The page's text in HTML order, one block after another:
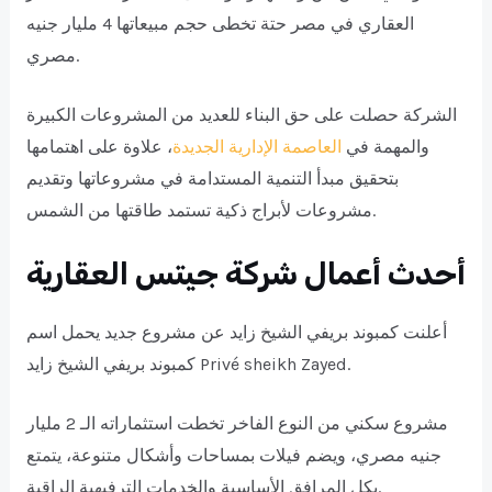
العقاري في مصر حتة تخطى حجم مبيعاتها 4 مليار جنيه
مصري.
الشركة حصلت على حق البناء للعديد من المشروعات الكبيرة
والمهمة في العاصمة الإدارية الجديدة، علاوة على اهتمامها
بتحقيق مبدأ التنمية المستدامة في مشروعاتها وتقديم
مشروعات لأبراج ذكية تستمد طاقتها من الشمس.
أحدث أعمال شركة جيتس العقارية
أعلنت كمبوند بريفي الشيخ زايد عن مشروع جديد يحمل اسم
كمبوند بريفي الشيخ زايد Privé sheikh Zayed.
مشروع سكني من النوع الفاخر تخطت استثماراته الـ 2 مليار
جنيه مصري، ويضم فيلات بمساحات وأشكال متنوعة، يتمتع
بكل المرافق الأساسية والخدمات الترفيهية الراقية.